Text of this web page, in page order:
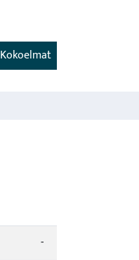
Kokoelmat
-